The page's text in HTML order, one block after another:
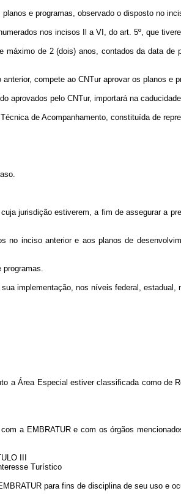
e programas, observado o disposto no
nos incisos Il a VI, do art. 5º, que
de 2 (dois) anos, contados da data
compete ao CNTur aprovar os planos e
aprovados pelo CNTur, importará na
de Acompanhamento, constituída de
jurisdição estiverem, a fim de assegurar a
inciso anterior e aos planos de
programas.
implementação, nos níveis federal, estadual,
a Área Especial estiver classificada como de
a EMBRATUR e com os órgãos
III
Turístico
para fins de disciplina de seu uso e